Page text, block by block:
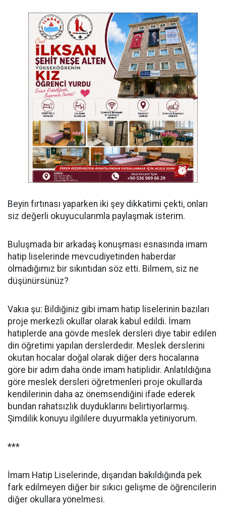
Beyin fırtınası yaparken iki şey dikkatimi çekti, onları
siz değerli okuyucularımla paylaşmak isterim.
Buluşmada bir arkadaş konuşması esnasında imam
hatip liselerinde mevcudiyetinden haberdar
olmadığımız bir sıkıntıdan söz etti. Bilmem, siz ne
düşünürsünüz?
Vakıa şu: Bildiğiniz gibi imam hatip liselerinin bazıları
proje merkezli okullar olarak kabul edildi. İmam
hatiplerde ana gövde meslek dersleri diye tabir edilen
din öğretimi yapılan derslerdedir. Meslek derslerini
okutan hocalar doğal olarak diğer ders hocalarına
göre bir adım daha önde imam hatiplidir. Anlatıldığına
göre meslek dersleri öğretmenleri proje okullarda
kendilerinin daha az önemsendiğini ifade ederek
bundan rahatsızlık duyduklarını belirtiyorlarmış.
Şimdilik konuyu ilgililere duyurmakla yetiniyorum.
***
İmam Hatip Liselerinde, dışarıdan bakıldığında pek
fark edilmeyen diğer bir sıkıcı gelişme de öğrencilerin
diğer okullara yönelmesi.